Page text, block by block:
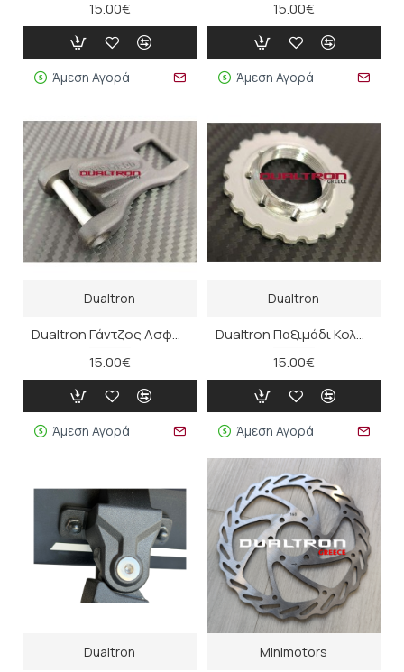
15.00€
Άμεση Αγορά
15.00€
Άμεση Αγορά
Dualtron
Dualtron Γάντζος Ασφάλισης Τιμονιού
15.00€
Άμεση Αγορά
Dualtron
Dualtron Παξιμάδι Κολόνας Τιμονιού
15.00€
Άμεση Αγορά
Dualtron Minimotors